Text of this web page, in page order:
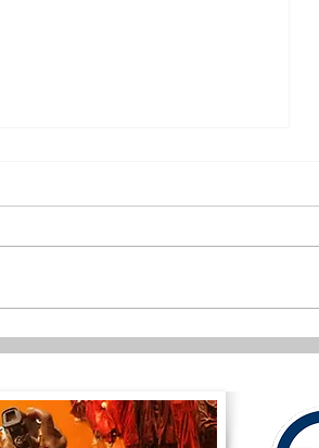
ရေကြည်နဲ့သာပေါင်းမှာ စစ်တပ်
တိုက်တိုက်ပွဲပြင်းထန်ခဲ့